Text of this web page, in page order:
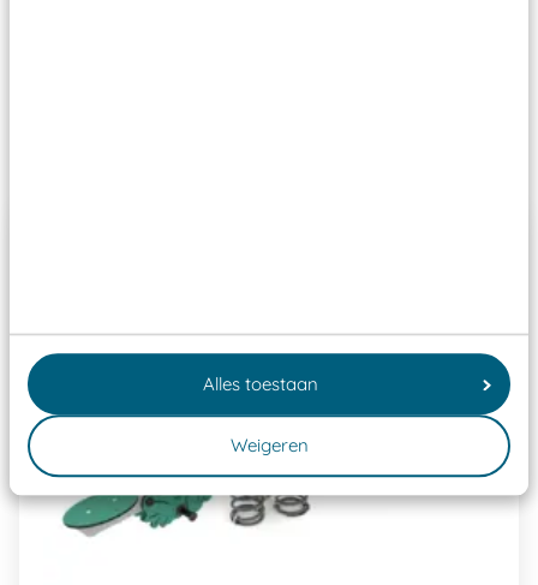
Alles toestaan
Weigeren